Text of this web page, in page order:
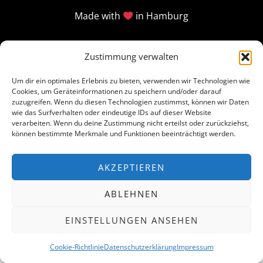
Zustimmung verwalten
Um dir ein optimales Erlebnis zu bieten, verwenden wir Technologien wie
Cookies, um Geräteinformationen zu speichern und/oder darauf
zuzugreifen. Wenn du diesen Technologien zustimmst, können wir Daten
wie das Surfverhalten oder eindeutige IDs auf dieser Website
verarbeiten. Wenn du deine Zustimmung nicht erteilst oder zurückziehst,
können bestimmte Merkmale und Funktionen beeinträchtigt werden.
AKZEPTIEREN
ABLEHNEN
EINSTELLUNGEN ANSEHEN
Cookie-RichtlinieDatenschutzerklärungImpressum
Made with in Hamburg